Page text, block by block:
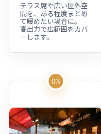
テラス席や広い屋外空
間を、ある程度まとめ
て暖めたい場合に。
高出力で広範囲をカバ
ーします。
03